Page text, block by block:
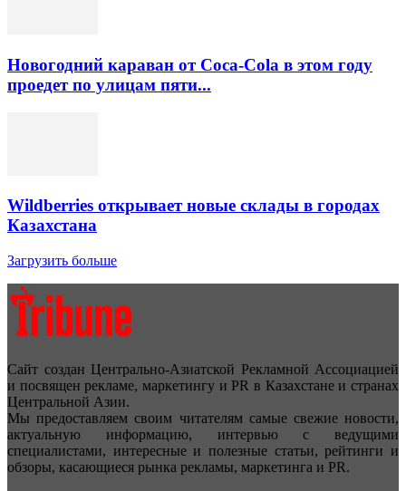
Новогодний караван от Coca-Cola в этом году
проедет по улицам пяти...
Wildberries открывает новые склады в городах
Казахстана
Загрузить больше
Сайт создан Центрально-Азиатской Рекламной Ассоциацией
и посвящен рекламе, маркетингу и PR в Казахстане и странах
Центральной Азии.
Мы предоставляем своим читателям самые свежие новости,
актуальную информацию, интервью с ведущими
специалистами, интересные и полезные статьи, рейтинги и
обзоры, касающиеся рынка рекламы, маркетинга и PR.